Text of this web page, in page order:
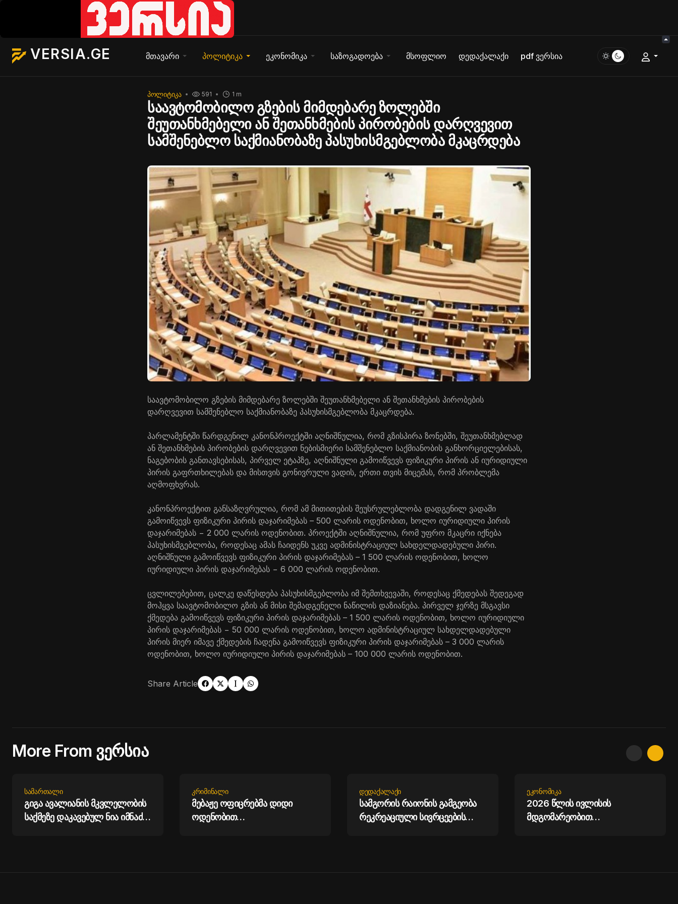
VERSIA.GE მთავარი პოლიტიკა ეკონომიკა საზოგადოება მსოფლიო დედაქალაქი pdf ვერსია
ᲞᲝᲚᲘᲢᲘᲙᲐ 1 m
591
საავტომობილო გზების მიმდებარე ზოლებში
შეუთანხმებელი ან შეთანხმების პირობების დარღვევით
სამშენებლო საქმიანობაზე პასუხისმგებლობა მკაცრდება
საავტომობილო გზების მიმდებარე ზოლებში შეუთანხმებელი ან შეთანხმების პირობების
დარღვევით სამშენებლო საქმიანობაზე პასუხისმგებლობა მკაცრდება.
პარლამენტში წარდგენილ კანონპროექტში აღნიშნულია, რომ გზისპირა ზონებში, შეუთანხმებლად
ან შეთანხმების პირობების დარღვევით ნებისმიერი სამშენებლო საქმიანობის განხორციელებისას,
ნაგებობის განთავსებისას, პირველ ეტაპზე, აღნიშნული გამოიწვევს ფიზიკური პირის ან იურიდიული
პირის გაფრთხილებას და მისთვის გონივრული ვადის, ერთი თვის მიცემას, რომ პრობლემა
აღმოფხვრას.
კანონპროექტით განსაზღვრულია, რომ ამ მითითების შეუსრულებლობა დადგენილ ვადაში
გამოიწვევს ფიზიკური პირის დაჯარიმებას – 500 ლარის ოდენობით, ხოლო იურიდიული პირის
დაჯარიმებას − 2 000 ლარის ოდენობით. პროექტში აღნიშნულია, რომ უფრო მკაცრი იქნება
პასუხისმგებლობა, როდესაც ამას ჩაიდენს უკვე ადმინისტრაციულ სახდელდადებული პირი.
აღნიშნული გამოიწვევს ფიზიკური პირის დაჯარიმებას – 1 500 ლარის ოდენობით, ხოლო
იურიდიული პირის დაჯარიმებას − 6 000 ლარის ოდენობით.
ცვლილებებით, ცალკე დაწესდება პასუხისმგებლობა იმ შემთხვევაში, როდესაც ქმედებას შედეგად
მოჰყვა საავტომობილო გზის ან მისი შემადგენელი ნაწილის დაზიანება. პირველ ჯერზე მსგავსი
ქმედება გამოიწვევს ფიზიკური პირის დაჯარიმებას – 1 500 ლარის ოდენობით, ხოლო იურიდიული
პირის დაჯარიმებას − 50 000 ლარის ოდენობით, ხოლო ადმინისტრაციულ სახდელდადებული
პირის მიერ იმავე ქმედების ჩადენა გამოიწვევს ფიზიკური პირის დაჯარიმებას – 3 000 ლარის
ოდენობით, ხოლო იურიდიული პირის დაჯარიმებას – 100 000 ლარის ოდენობით.
Share Article
More From ვერსია
ᲡᲐᲛᲐᲠᲗᲐᲚᲘ
გიგა ავალიანის მკვლელობის
საქმეზე დაკავებულ ნია იმნაძეს
ᲙᲠᲘᲛᲘᲜᲐᲚᲘ
მებაჟე ოფიცრებმა დიდი
ოდენობით
ᲓᲔᲓᲐᲥᲐᲚᲐᲥᲘ
სამგორის რაიონის გამგეობა
რეკრეაციული სივრცეების
ᲔᲙᲝᲜᲝᲛᲘᲙᲐ
2026 წლის ივლისის
მდგომარეობით